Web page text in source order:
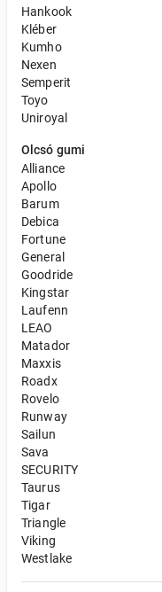
Hankook
Kléber
Kumho
Nexen
Semperit
Toyo
Uniroyal
Olcsó gumi
Alliance
Apollo
Barum
Debica
Fortune
General
Goodride
Kingstar
Laufenn
LEAO
Matador
Maxxis
Roadx
Rovelo
Runway
Sailun
Sava
SECURITY
Taurus
Tigar
Triangle
Viking
Westlake